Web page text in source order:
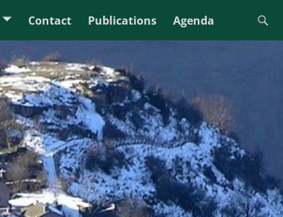
Contact Publications Agenda